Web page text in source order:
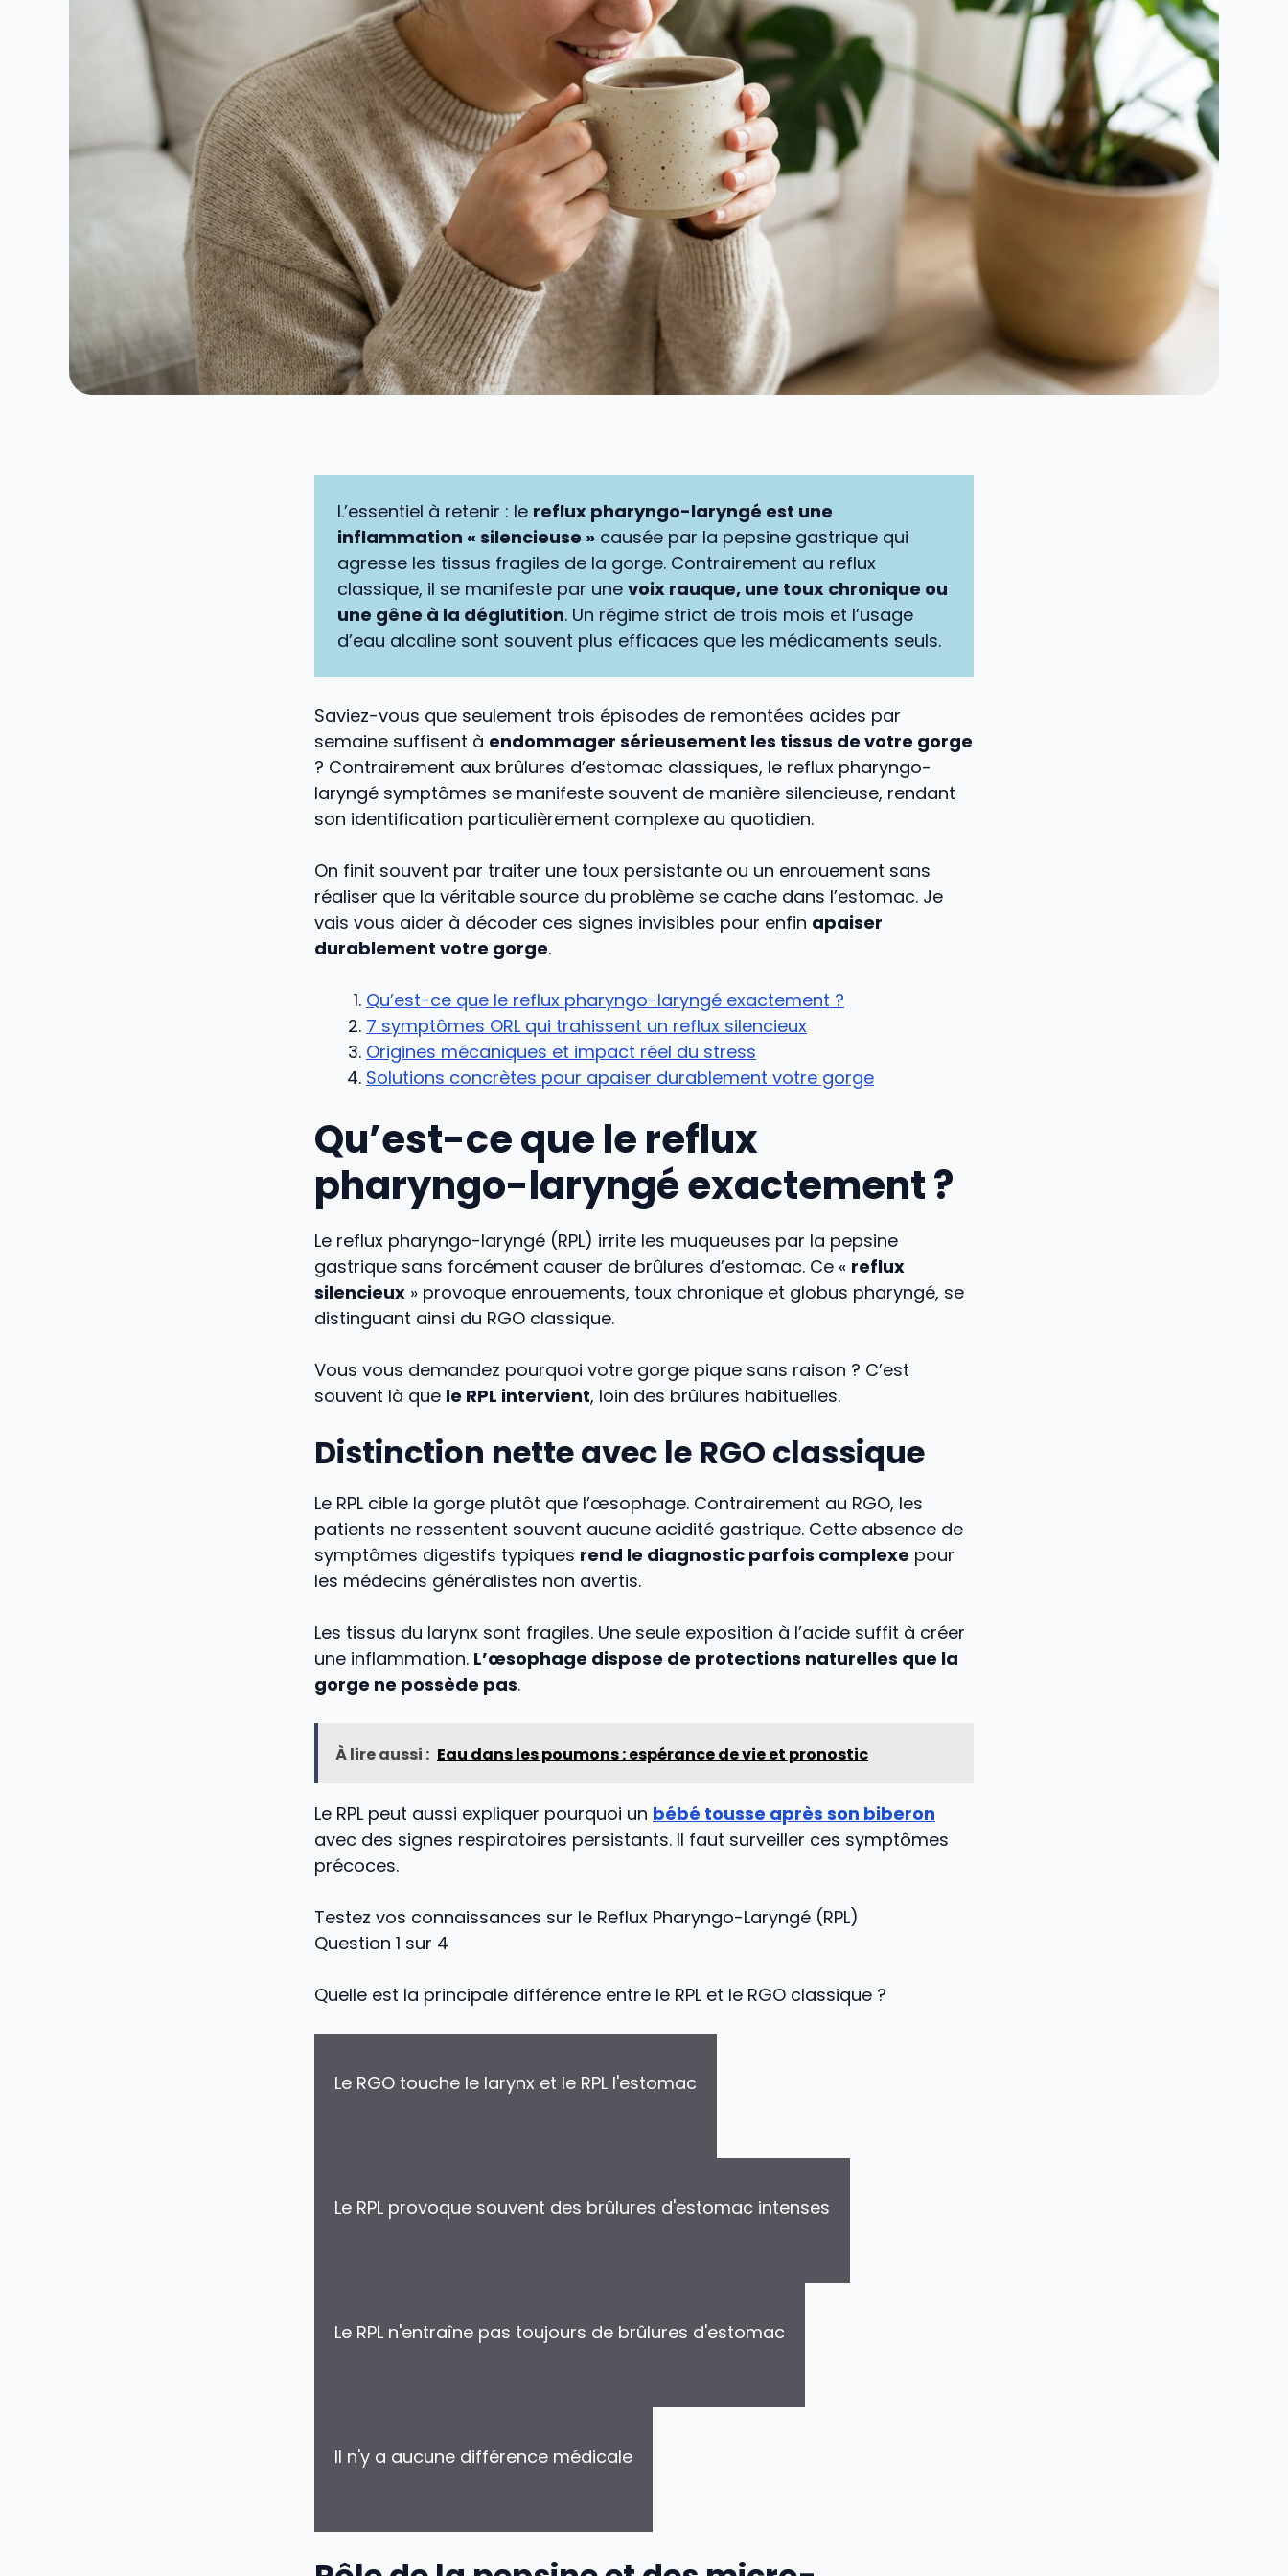
L’essentiel à retenir : le reflux pharyngo-laryngé est une
inflammation « silencieuse » causée par la pepsine gastrique qui
agresse les tissus fragiles de la gorge. Contrairement au reflux
classique, il se manifeste par une voix rauque, une toux chronique ou
une gêne à la déglutition. Un régime strict de trois mois et l’usage
d’eau alcaline sont souvent plus efficaces que les médicaments seuls.
Saviez-vous que seulement trois épisodes de remontées acides par
semaine suffisent à endommager sérieusement les tissus de votre gorge
? Contrairement aux brûlures d’estomac classiques, le reflux pharyngo-
laryngé symptômes se manifeste souvent de manière silencieuse, rendant
son identification particulièrement complexe au quotidien.
On finit souvent par traiter une toux persistante ou un enrouement sans
réaliser que la véritable source du problème se cache dans l’estomac. Je
vais vous aider à décoder ces signes invisibles pour enfin apaiser
durablement votre gorge.
Qu’est-ce que le reflux pharyngo-laryngé exactement ?
7 symptômes ORL qui trahissent un reflux silencieux
Origines mécaniques et impact réel du stress
Solutions concrètes pour apaiser durablement votre gorge
Qu’est-ce que le reflux
pharyngo-laryngé exactement ?
Le reflux pharyngo-laryngé (RPL) irrite les muqueuses par la pepsine
gastrique sans forcément causer de brûlures d’estomac. Ce « reflux
silencieux » provoque enrouements, toux chronique et globus pharyngé, se
distinguant ainsi du RGO classique.
Vous vous demandez pourquoi votre gorge pique sans raison ? C’est
souvent là que le RPL intervient, loin des brûlures habituelles.
Distinction nette avec le RGO classique
Le RPL cible la gorge plutôt que l’œsophage. Contrairement au RGO, les
patients ne ressentent souvent aucune acidité gastrique. Cette absence de
symptômes digestifs typiques rend le diagnostic parfois complexe pour
les médecins généralistes non avertis.
Les tissus du larynx sont fragiles. Une seule exposition à l’acide suffit à créer
une inflammation. L’œsophage dispose de protections naturelles que la
gorge ne possède pas.
À lire aussi : Eau dans les poumons : espérance de vie et pronostic
Le RPL peut aussi expliquer pourquoi un bébé tousse après son biberon
avec des signes respiratoires persistants. Il faut surveiller ces symptômes
précoces.
Testez vos connaissances sur le Reflux Pharyngo-Laryngé (RPL)
Question 1 sur 4
Quelle est la principale différence entre le RPL et le RGO classique ?
Le RGO touche le larynx et le RPL l'estomac
Le RPL provoque souvent des brûlures d'estomac intenses
Le RPL n'entraîne pas toujours de brûlures d'estomac
Il n'y a aucune différence médicale